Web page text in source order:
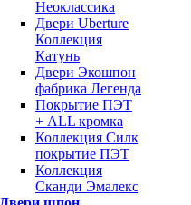
Неоклассика
Двери Uberture
Коллекция
Катунь
Двери Экошпон
фабрика Легенда
Покрытие ПЭТ
+ ALL кромка
Коллекция Силк
покрытие ПЭТ
Коллекция
Сканди Эмалекс